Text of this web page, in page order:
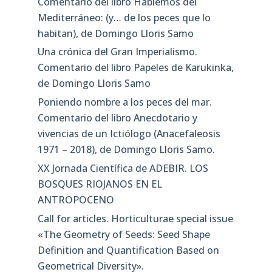
Mediterráneo: (y… de los peces que lo
habitan), de Domingo Lloris Samo
Una crónica del Gran Imperialismo.
Comentario del libro Papeles de Karukinka,
de Domingo Lloris Samo
Poniendo nombre a los peces del mar.
Comentario del libro Anecdotario y
vivencias de un Ictiólogo (Anacefaleosis
1971 – 2018), de Domingo Lloris Samo.
XX Jornada Científica de ADEBIR. LOS
BOSQUES RIOJANOS EN EL
ANTROPOCENO
Call for articles. Horticulturae special issue
«The Geometry of Seeds: Seed Shape
Definition and Quantification Based on
Geometrical Diversity»​.